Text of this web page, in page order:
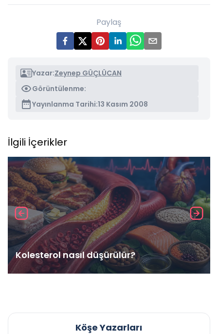
Paylaş
Yazar:Zeynep GÜÇLÜCAN
Görüntülenme:
Yayınlanma Tarihi:13 Kasım 2008
İlgili İçerikler
Kolesterol nasıl düşürülür?
Köşe Yazarları